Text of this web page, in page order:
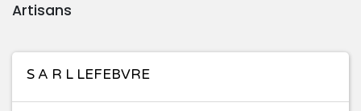
Artisans
S A R L LEFEBVRE